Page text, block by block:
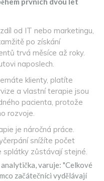
od IT nebo marketingu,
po získání
trvá měsíce až roky.
naposlech.
klienty, platíte
a vlastní terapie jsou
pacienta, protože
rozvoje.
je náročná práce.
snížíte počet
splátky zůstávají stejné.
varuje: "Celkové
začátečníci vydělávají